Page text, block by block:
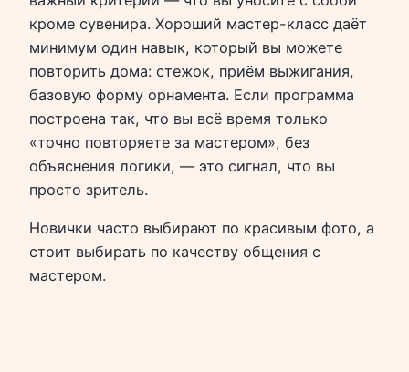
кроме сувенира. Хороший мастер-класс даёт
минимум один навык, который вы можете
повторить дома: стежок, приём выжигания,
базовую форму орнамента. Если программа
построена так, что вы всё время только
«точно повторяете за мастером», без
объяснения логики, — это сигнал, что вы
просто зритель.
Новички часто выбирают по красивым фото, а
стоит выбирать по качеству общения с
мастером.